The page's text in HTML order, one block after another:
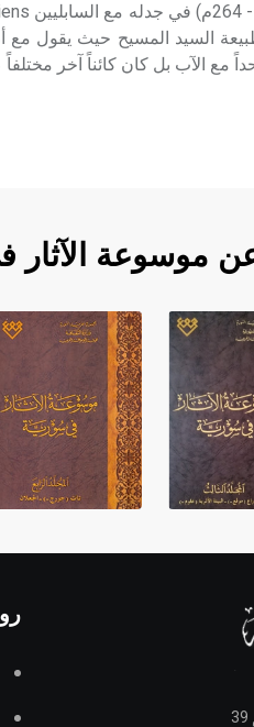
السيد المسيح حيث يقول مع
مع الآب بل كان كائناً آخر
موسوعة